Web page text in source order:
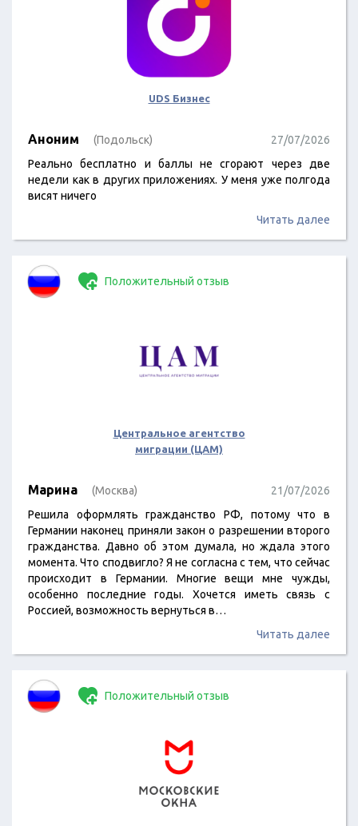
UDS Бизнес
Аноним (Подольск)
27/07/2026
Реально бесплатно и баллы не сгорают через две
недели как в других приложениях. У меня уже полгода
висят ничего
Читать далее
Положительный отзыв
Центральное агентство
миграции (ЦАМ)
Марина (Москва)
21/07/2026
Решила оформлять гражданство РФ, потому что в
Германии наконец приняли закон о разрешении второго
гражданства. Давно об этом думала, но ждала этого
момента. Что сподвигло? Я не согласна с тем, что сейчас
происходит в Германии. Многие вещи мне чужды,
особенно последние годы. Хочется иметь связь с
Россией, возможность вернуться в…
Читать далее
Положительный отзыв